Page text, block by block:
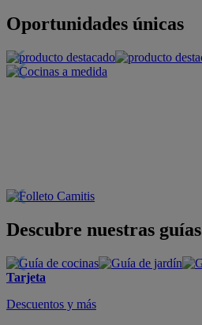
Oportunidades únicas
Descubre nuestras guías
Tarjeta
Descuentos y más